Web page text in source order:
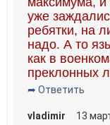
уже
ребятки, на
надо. А то
как в
преклонных
➦ Ответить
vladimir 13